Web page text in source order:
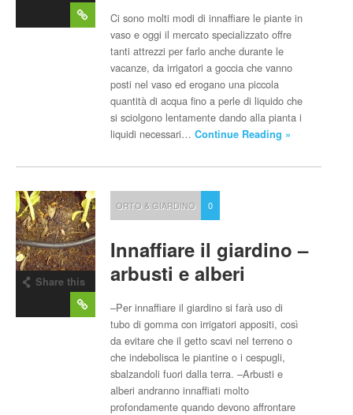
Ci sono molti modi di innaffiare le piante in
vaso e oggi il mercato specializzato offre
tanti attrezzi per farlo anche durante le
vacanze, da irrigatori a goccia che vanno
posti nel vaso ed erogano una piccola
quantità di acqua fino a perle di liquido che
si sciolgono lentamente dando alla pianta i
liquidi necessari…Continue Reading »
Share this
ORTO & GIARDINO 0
Innaffiare il giardino –
arbusti e alberi
–Per innaffiare il giardino si farà uso di
tubo di gomma con irrigatori appositi, così
da evitare che il getto scavi nel terreno o
che indebolisca le piantine o i cespugli,
sbalzandoli fuori dalla terra. –Arbusti e
alberi andranno innaffiati molto
profondamente quando devono affrontare